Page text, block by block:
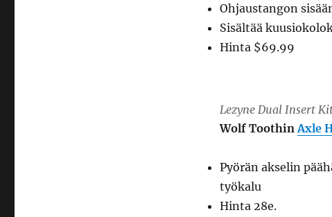
Ohjaustangon
Sisältää
Hinta $69.99
Lezyne Dual Insert
Wolf ToothinAxle
Pyörän akselin
työkalu
Hinta 28e.